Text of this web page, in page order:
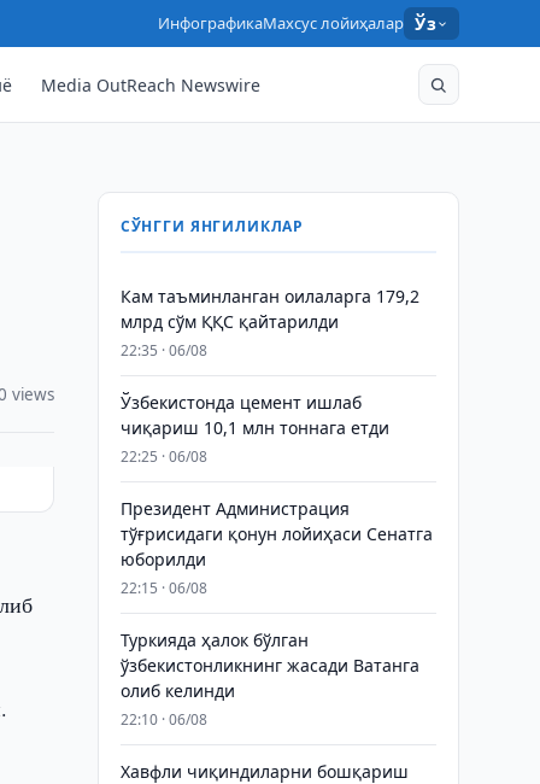
ИнфографикаМахсус лойиҳалар Ўз
Media OutReach Newswire
views
СЎНГГИ ЯНГИЛИКЛАР
Кам таъминланган оилаларга 179,2
млрд сўм ҚҚС қайтарилди
22:35 · 06/08
Ўзбекистонда цемент ишлаб
чиқариш 10,1 млн тоннага етди
22:25 · 06/08
Президент Администрация
тўғрисидаги қонун лойиҳаси Сенатга
юборилди
22:15 · 06/08
Туркияда ҳалок бўлган
ўзбекистонликнинг жасади Ватанга
олиб келинди
22:10 · 06/08
Хавфли чиқиндиларни бошқариш